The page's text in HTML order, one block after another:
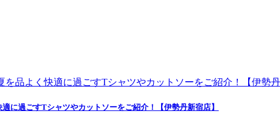
に過ごすTシャツやカットソーをご紹介！【伊勢丹新宿店】